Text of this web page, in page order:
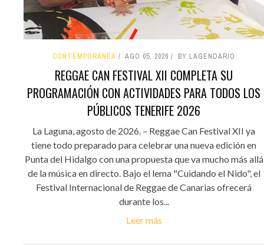
CONTEMPORÁNEA AGO 05, 2026 BY LAGENDARIO
REGGAE CAN FESTIVAL XII COMPLETA SU
PROGRAMACIÓN CON ACTIVIDADES PARA TODOS LOS
PÚBLICOS TENERIFE 2026
La Laguna, agosto de 2026. – Reggae Can Festival XII ya
tiene todo preparado para celebrar una nueva edición en
Punta del Hidalgo con una propuesta que va mucho más allá
de la música en directo. Bajo el lema "Cuidando el Nido", el
Festival Internacional de Reggae de Canarias ofrecerá
durante los...
Leer más